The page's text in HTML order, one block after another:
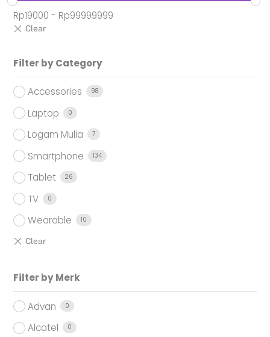
Rp19000 - Rp99999999
Filter by Category
Accessories 98
Laptop 0
Logam Mulia 7
Smartphone 134
Tablet 26
TV 0
Wearable 10
Filter by Merk
Advan 0
Alcatel 0